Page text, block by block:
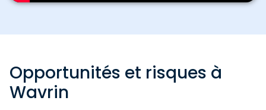
Opportunités et risques à
Wavrin